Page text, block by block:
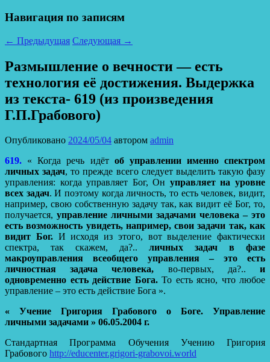
Навигация по записям
← Предыдущая Следующая →
Размышление о вечности — есть
технология её достижения. Выдержка
из текста- 619 (из произведения
Г.П.Грабового)
Опубликовано 2024/05/04 автором admin
619. « Когда речь идёт об управлении именно спектром
личных задач, то прежде всего следует выделить такую фазу
управления: когда управляет Бог, Он управляет на уровне
всех задач. И поэтому когда личность, то есть человек, видит,
например, свою собственную задачу так, как видит её Бог, то,
получается, управление личными задачами человека – это
есть возможность увидеть, например, свои задачи так, как
видит Бог.И исходя из этого, вот выделение фактически
спектра, так скажем, да?.. личных задач в фазе
макроуправления всеобщего управления – это есть
личностная задача человека, во-первых, да?..и
одновременно есть действие Бога.То есть ясно, что любое
управление – это есть действие Бога ».
« Учение Григория Грабового о Боге. Управление
личными задачами » 06.05.2004 г.
Стандартная Программа Обучения Учению Григория
Грабового http://educenter.grigori-grabovoi.world